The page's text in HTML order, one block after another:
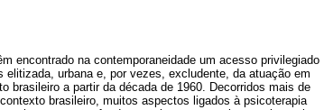
encontrado na contemporaneidade um acesso privilegiado
urbana e, por vezes, excludente, da atuação em
brasileiro a partir da década de 1960. Decorridos mais de
brasileiro, muitos aspectos ligados à psicoterapia